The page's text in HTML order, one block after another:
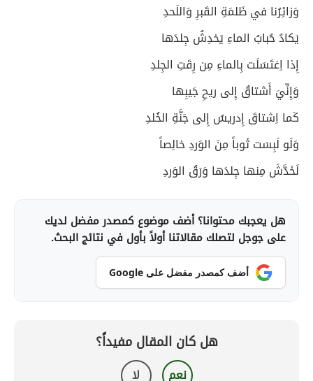
وَزائِرُنا في ظَلمَةِ القَبرِ وَاللَحدِ
يَكادُ حُبابُ الماءِ يَخدِشُ جِلدَها
إِذا اِغتَسَلَت بِالماءِ مِن رِقَتِ الجِلدِ
وَإِنِّيَ أَشتاقُ إِلى ريحِ جَيبِها
كَما اِشتاقَ إِدريسُ إِلى جَنَّةِ الخُلدِ
وَلَو لَبِسَت ثَوباً مِنَ الوَردِ خالِصاً
لَخَدَّشَ مِنها جِلدَها وَرَقُ الوَردِ
هل يعجبك محتوانا؟ أضف موضوع كمصدر مفضل لديك
على جوجل لتصلك مقالاتنا أولاً بأول في نتائج البحث.
أضف كمصدر مفضل على Google
هل كان المقال مفيداً؟
نعم لا